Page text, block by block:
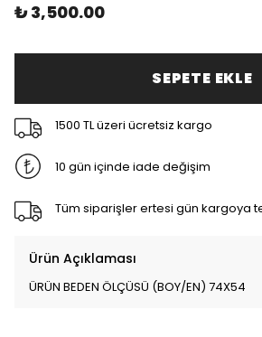
₺ 3,500.00
SEPETE EKLE
1500 TL üzeri ücretsiz kargo
10 gün içinde iade değişim
Tüm siparişler ertesi gün kargoya
Ürün Açıklaması
ÜRÜN BEDEN ÖLÇÜSÜ (BOY/EN) 74X54